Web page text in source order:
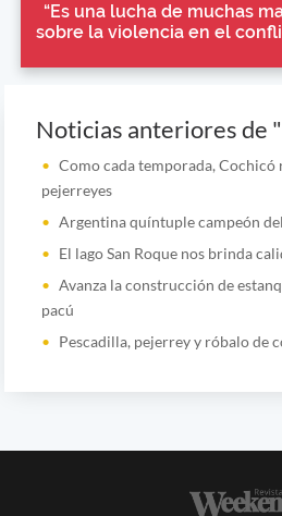
“Es una lucha de muchas
sobre la violencia en el
Noticias anteriores de
Como cada temporada, Cochicó
pejerreyes
Argentina quíntuple campeón
El lago San Roque nos brinda
Avanza la construcción de
pacú
Pescadilla, pejerrey y róbalo de